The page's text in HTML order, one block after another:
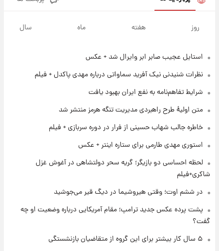
شد+فیلم
۱ روز پیش
امروز پنجشنبه ۱۵ مرداد ۱۴۰۵ +جدول
قیمت طلا و سکه امروز پنجشنبه ۱۵ مرداد ۱۴۰۵
۱ روز پیش
شارژ جدید کالابرگ برای سه دهک؛ جزئیات اعلام
شد
۱ روز پیش
شرایط تازه فروش اقساطی سایپا اعلام شد؛
شاهین، کوییک، اطلس، سهند و ساینا با اقساط
۱ روز پیش
روز هفته ماه سال
استایل عجیب صابر ابر وایرال شد + عکس
نظرات شنیدنی نیک آفرید سماواتی درباره مهدی پاکدل + فیلم
شرایط تفاهم‌نامه به نفع ایران بهبود یافت
متن اولیۀ طرح راهبردی مدیریت تنگه هرمز منتشر شد
خاطره جالب شهاب حسینی از فرار در دوره سربازی + فیلم
استوری مهدی طارمی برای ستاره اینتر + عکس
لحظه احساسی دو بازیگر؛ گریه سحر دولتشاهی در آغوش غزل
شاکری+فیلم
در ششم اوت؛ وقتی هیروشیما در دیگ قیر می‌جوشید
پشت پرده عکس جدید ترامپ؛ مقام آمریکایی درباره وضعیت او چه
گفت؟
۵ سال کار بیشتر برای این گروه از متقاضیان بازنشستگی